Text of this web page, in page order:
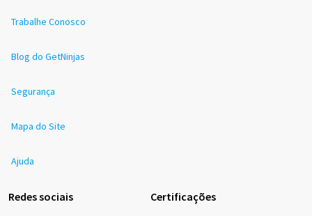
Trabalhe Conosco
Blog do GetNinjas
Segurança
Mapa do Site
Ajuda
Redes sociais Certificações